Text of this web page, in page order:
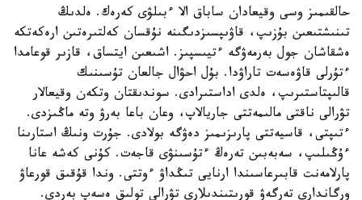
حالقىمىز وسى وقيعادان ساباق الا ءبىلۋى كەرەك. ەلدىڭ
تىنىشتىعىن بۇزىپ، قاۋىپسىزدىگىنە نۇقسان كەلتىرەتىن ارەكەتكە
ەشقاشان جول بەرمەۋگە ءتيىسپىز. اشىعىن ايتساق، قازىر قوعامدا
ءتۇرلى قاۋەسەت تاراۋدا. بۇل احۋال جالعان تۇسىنىك
قالىپتاستىرىپ، ەلدى اداستىرادى. سوندىقتان وتكەن وقيعالار
تۋرالى ناقتى مالىمەتتى جاريالاپ، وعان باعا بەرۋ وتە ماڭىزدى.
ءتىپتى، قاسيەتتى پارىزىمىز دەۋگە بولادى. جۇرت ونىڭ استارىنا
ءۇڭىلىپ، سەبەبىن تەرەڭ ءتۇسىنۋى قاجەت. كۇنى كەشە عانا
پارلامەنت قابىرعاسىندا ارنايى تىڭداۋ ءوتتى. وندا قۇقىق قورعاۋ
ورگاندارى تەرگەۋ قورىتىندىلارى تۋرالى تولىق ەسەپ بەردى.